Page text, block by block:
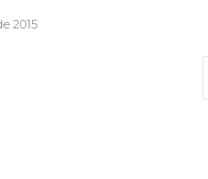
2015